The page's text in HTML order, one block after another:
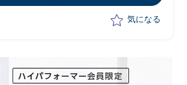
気になる